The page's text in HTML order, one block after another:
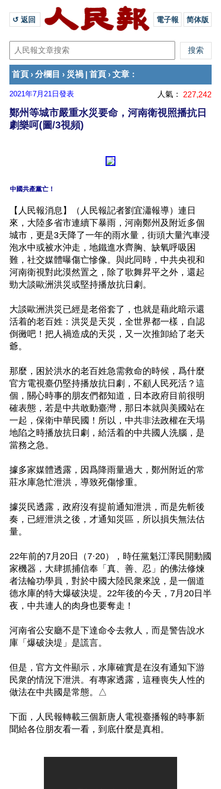
↺ 返回 電子報 简体版
首頁 › 分欄目 › 災禍 首頁 › 文章 ：
2021年7月21日發表 人氣： 227,242
鄭州等城市嚴重水災要命，河南衛視照播抗日
劇樂呵(圖/3視頻)
中國共產黨亡！
【人民報消息】（人民報記者劉宜瀟報導）連日
來，大陸多省市連續下暴雨，河南鄭州及附近多個
城市，更是3天降了一年的雨水量，街頭大量汽車浸
泡水中或被水沖走，地鐵進水齊胸、缺氧呼吸困
難，社交媒體曝傷亡慘像。與此同時，中共央視和
河南衛視對此漠然置之，除了歌舞昇平之外，還起
勁大談歐洲洪災或堅持播放抗日劇。
大談歐洲洪災已經是老俗套了，也就是藉此暗示還
活着的老百姓：洪災是天災，全世界都一樣，自認
倒黴吧！把人禍造成的天災，又一次推卸給了老天
爺。
那麼，困於洪水的老百姓急需救命的時候，爲什麼
官方電視臺仍堅持播放抗日劇，不顧人民死活？這
個，關心時事的朋友們都知道，日本政府目前很明
確表態，若是中共敢動臺灣，那日本就與美國站在
一起，保衛中華民國！所以，中共非法政權在天塌
地陷之時播放抗日劇，給活着的中共國人洗腦，是
當務之急。
據多家媒體透露，因爲降雨量過大，鄭州附近的常
莊水庫急忙泄洪，導致死傷慘重。
據災民透露，政府沒有提前通知泄洪，而是先斬後
奏，已經泄洪之後，才通知災區，所以損失無法估
量。
22年前的7月20日（7·20），時任黨魁江澤民開動國
家機器，大肆抓捕信奉「真、善、忍」的佛法修煉
者法輪功學員，對於中國大陸民衆來說，是一個道
德水庫的特大爆破決堤。22年後的今天，7月20日半
夜，中共連人的肉身也要奪走！
河南省公安廳不是下達命令去救人，而是警告說水
庫「爆破決堤」是謊言。
但是，官方文件顯示，水庫確實是在沒有通知下游
民衆的情況下泄洪。有專家透露，這種喪失人性的
做法在中共國是常態。△
下面，人民報轉載三個新唐人電視臺播報的時事新